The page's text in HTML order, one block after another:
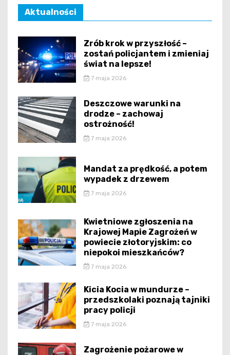
Aktualności
Zrób krok w przyszłość –
zostań policjantem i zmieniaj
świat na lepsze!
7 maja 2026
Deszczowe warunki na
drodze – zachowaj
ostrożność!
7 maja 2026
Mandat za prędkość, a potem
wypadek z drzewem
7 maja 2026
Kwietniowe zgłoszenia na
Krajowej Mapie Zagrożeń w
powiecie złotoryjskim: co
niepokoi mieszkańców?
7 maja 2026
Kicia Kocia w mundurze –
przedszkolaki poznają tajniki
pracy policji
7 maja 2026
Zagrożenie pożarowe w